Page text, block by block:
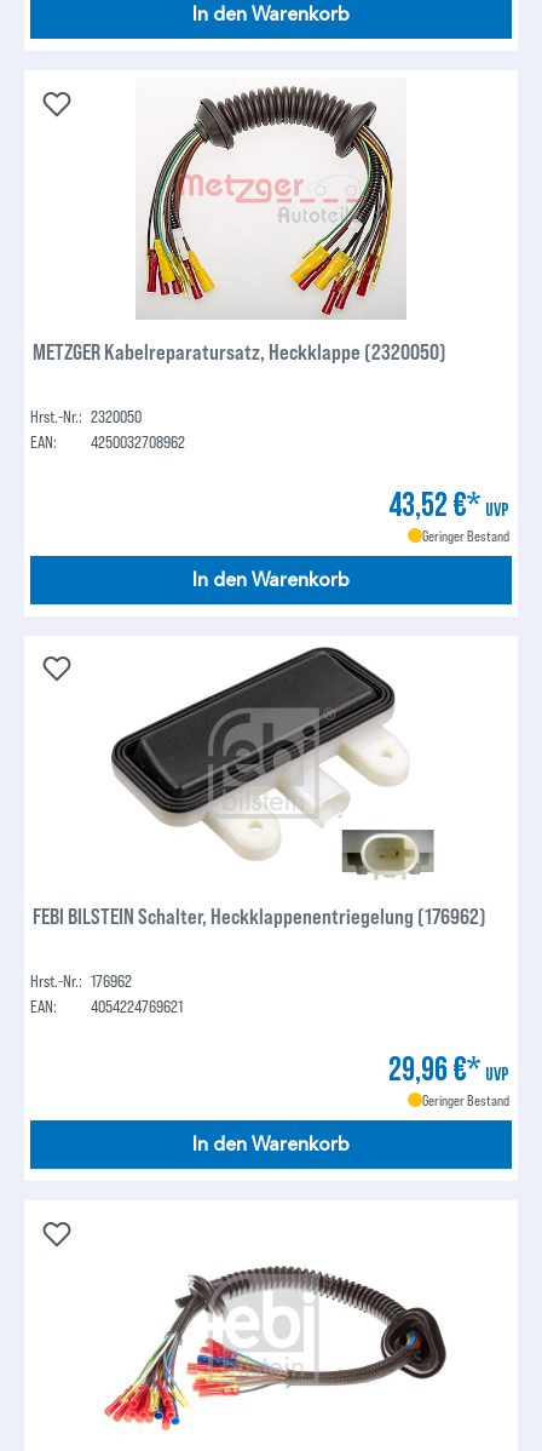
In den Warenkorb
METZGER Kabelreparatursatz, Heckklappe (2320050)
Hrst.-Nr.: 2320050
EAN:
4250032708962
43,52 €* UVP
Geringer Bestand
In den Warenkorb
FEBI BILSTEIN Schalter, Heckklappenentriegelung (176962)
Hrst.-Nr.: 176962
EAN:
4054224769621
29,96 €* UVP
Geringer Bestand
In den Warenkorb